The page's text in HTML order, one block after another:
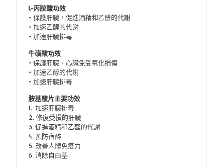
L-丙胺酸功效
• 保護肝臟，促進酒精和乙醛的代謝
• 加速乙醇的代謝
• 加速肝臟排毒
牛磺酸功效
• 保護肝臟、心臟免受氧化損傷
• 加速乙醇的代謝
• 加速肝臟排毒
胺基酸片主要功效
1. 加速肝臟排毒
2. 修復受損的肝臟
3. 促進酒精和乙醛的代謝
4. 預防宿醉
5. 改善人體免疫力
6. 消除自由基